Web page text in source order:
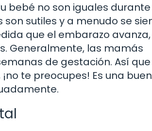
bebé no son iguales
sutiles y a menudo se
que el embarazo
Generalmente, las mamás
de gestación. Así que
te preocupes! Es una